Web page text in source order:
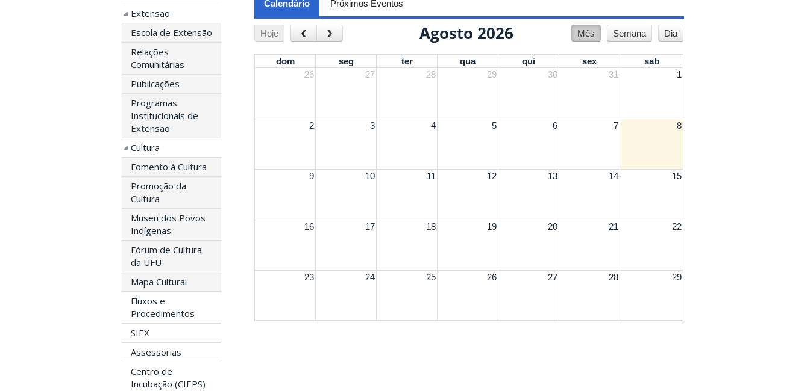
Extensão
Escola de Extensão
Relações
Comunitárias
Publicações
Programas
Institucionais de
Extensão
Cultura
Fomento à Cultura
Promoção da
Cultura
Museu dos Povos
Indígenas
Fórum de Cultura
da UFU
Mapa Cultural
Fluxos e
Procedimentos
SIEX
Assessorias
Centro de
Incubação (CIEPS)
Calendário (aba ativa)
Próximos Eventos
Hoje ‹ › Agosto 2026 Mês Semana Dia
dom seg ter qua qui sex
sab
26
27 28 29 30 31 1
2 3 4 5 6 7 8
9 10 11 12 13 14 15
16 17 18 19 20 21 22
23 24 25 26 27 28 29